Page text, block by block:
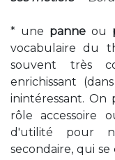
* une panne ou
vocabulaire du
souvent très
enrichissant
inintéressant.
rôle accessoire
d'utilité pour
secondaire, qui